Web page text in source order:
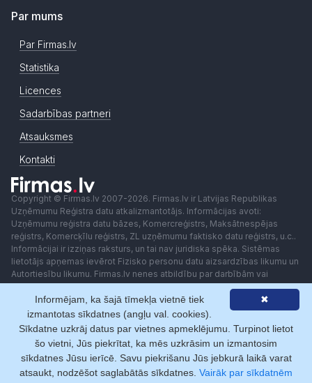
Par mums
Par Firmas.lv
Statistika
Licences
Sadarbības partneri
Atsauksmes
Kontakti
Copyright © Firmas.lv 2007-2026. Firmas.lv ir Latvijas Republikas
Uzņēmumu Reģistra datu atkalizmantotājs. Informācijas avoti:
Uzņēmumu reģistra datu bāzes, Komercreģistrs, Maksātnespējas
reģistrs, Komercķīlu reģistrs, ZL uzņēmumu faktisko datu reģistrs, u.c..
Informācijai ir izziņas raksturs, un tai nav juridiska spēka. Sistēmas
lietotājs apņemas ievērot Fizisko personu datu aizsardzības likumu un
Autortiesību likumu. Firmas.lv nenes atbildību par darbībām vai
lēmumiem, kas balstīti uz saņemto pakalpojumu. Lietotājam aizliegts
izmantot jebkādas automatizētas sistēmas vai iekārtas (robotus)
piekļuvei sistēmai bez rakstiskas saskaņošanas ar Firmas.lv. Galvenā
redaktore: Ingūna Pempere.
Lietošanas noteikumi
Privātuma politika Norēķini ar
✖
Informējam, ka šajā tīmekļa vietnē tiek
izmantotas sīkdatnes (angļu val. cookies).
Sīkdatne uzkrāj datus par vietnes apmeklējumu. Turpinot lietot
šo vietni, Jūs piekrītat, ka mēs uzkrāsim un izmantosim
sīkdatnes Jūsu ierīcē. Savu piekrišanu Jūs jebkurā laikā varat
atsaukt, nodzēšot saglabātās sīkdatnes. Vairāk par sīkdatnēm